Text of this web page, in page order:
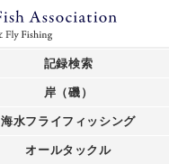
記録検索
岸（磯）
海水フライフィッシング
オールタックル